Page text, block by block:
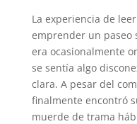
La experiencia de
emprender un paseo
era ocasionalmente
se sentía algo
clara. A pesar del
finalmente encontró
muerde de trama